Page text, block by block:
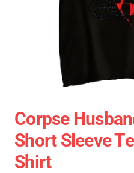
Corpse
Short Sleeve
Shirt